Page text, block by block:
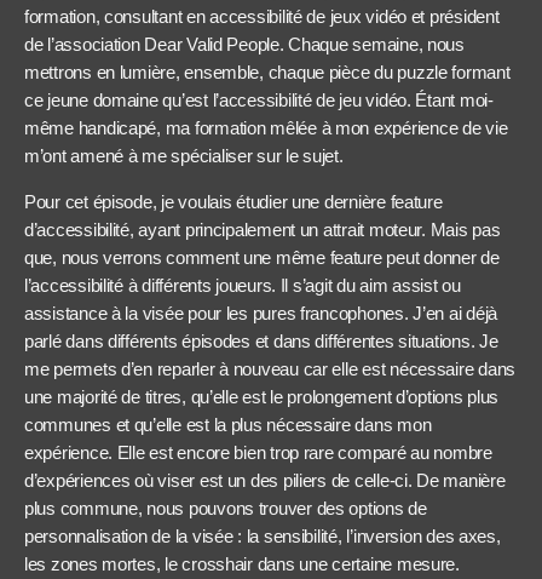
formation, consultant en accessibilité de jeux vidéo et président
de l’association Dear Valid People. Chaque semaine, nous
mettrons en lumière, ensemble, chaque pièce du puzzle formant
ce jeune domaine qu’est l’accessibilité de jeu vidéo. Étant moi-
même handicapé, ma formation mêlée à mon expérience de vie
m’ont amené à me spécialiser sur le sujet.
Pour cet épisode, je voulais étudier une dernière feature
d’accessibilité, ayant principalement un attrait moteur. Mais pas
que, nous verrons comment une même feature peut donner de
l’accessibilité à différents joueurs. Il s’agit du aim assist ou
assistance à la visée pour les pures francophones. J’en ai déjà
parlé dans différents épisodes et dans différentes situations. Je
me permets d’en reparler à nouveau car elle est nécessaire dans
une majorité de titres, qu’elle est le prolongement d’options plus
communes et qu’elle est la plus nécessaire dans mon
expérience. Elle est encore bien trop rare comparé au nombre
d’expériences où viser est un des piliers de celle-ci. De manière
plus commune, nous pouvons trouver des options de
personnalisation de la visée : la sensibilité, l’inversion des axes,
les zones mortes, le crosshair dans une certaine mesure.